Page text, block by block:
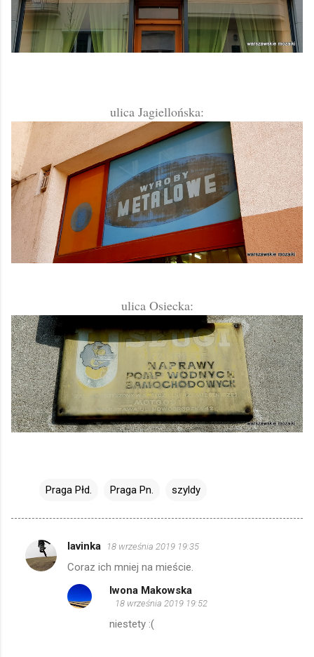
ulica Jagiellońska:
ulica Osiecka:
Praga Płd. Praga Pn. szyldy
K
o
lavinka 18 września 2019 19:35
Coraz ich mniej na mieście.
Iwona Makowska
18 września 2019 19:52
niestety :(